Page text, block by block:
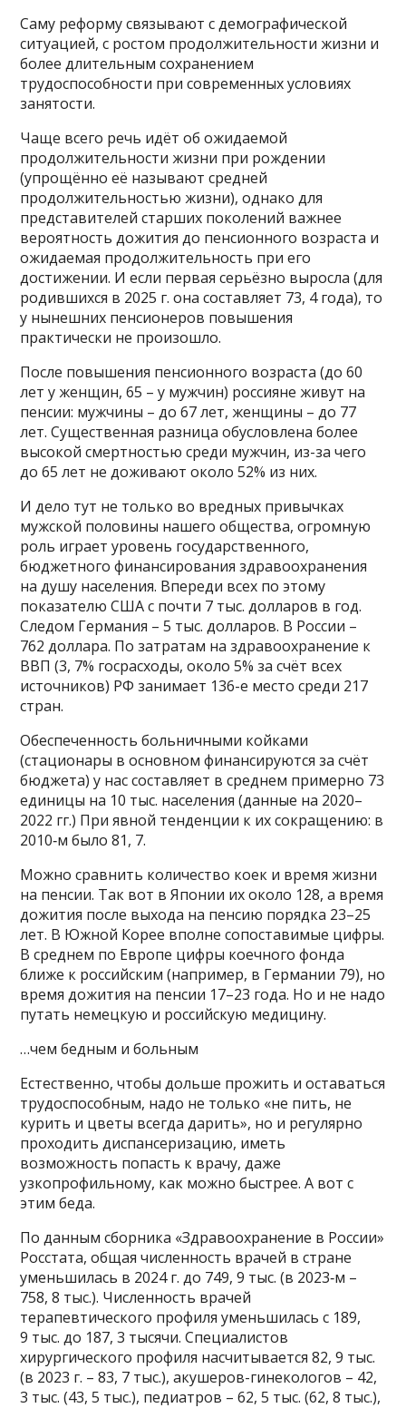
Саму реформу связывают с демографической
ситуацией, с ростом продолжительности жизни и
более длительным сохранением
трудоспособности при современных условиях
занятости.
Чаще всего речь идёт об ожидаемой
продолжительности жизни при рождении
(упрощённо её называют средней
продолжительностью жизни), однако для
представителей старших поколений важнее
вероятность дожития до пенсионного возраста и
ожидаемая продолжительность при его
достижении. И если первая серьёзно выросла (для
родившихся в 2025 г. она составляет 73, 4 года), то
у нынешних пенсионеров повышения
практически не произошло.
После повышения пенсионного возраста (до 60
лет у женщин, 65 – у мужчин) россияне живут на
пенсии: мужчины – до 67 лет, женщины – до 77
лет. Существенная разница обусловлена более
высокой смертностью среди мужчин, из-за чего
до 65 лет не доживают около 52% из них.
И дело тут не только во вредных привычках
мужской половины нашего общества, огромную
роль играет уровень государственного,
бюджетного финансирования здравоохранения
на душу населения. Впереди всех по этому
показателю США с почти 7 тыс. долларов в год.
Следом Германия – 5 тыс. долларов. В России –
762 доллара. По затратам на здравоохранение к
ВВП (3, 7% госрасходы, около 5% за счёт всех
источников) РФ занимает 136-е место среди 217
стран.
Обеспеченность больничными койками
(стационары в основном финансируются за счёт
бюджета) у нас составляет в среднем примерно 73
единицы на 10 тыс. населения (данные на 2020–
2022 гг.) При явной тенденции к их сокращению: в
2010‑м было 81, 7.
Можно сравнить количество коек и время жизни
на пенсии. Так вот в Японии их около 128, а время
дожития после выхода на пенсию порядка 23–25
лет. В Южной Корее вполне сопоставимые цифры.
В среднем по Европе цифры коечного фонда
ближе к российским (например, в Германии 79), но
время дожития на пенсии 17–23 года. Но и не надо
путать немецкую и российскую медицину.
…чем бедным и больным
Естественно, чтобы дольше прожить и оставаться
трудоспособным, надо не только «не пить, не
курить и цветы всегда дарить», но и регулярно
проходить диспансеризацию, иметь
возможность попасть к врачу, даже
узкопрофильному, как можно быстрее. А вот с
этим беда.
По данным сборника «Здравоохранение в России»
Росстата, общая численность врачей в стране
уменьшилась в 2024 г. до 749, 9 тыс. (в 2023‑м –
758, 8 тыс.). Численность врачей
терапевтического профиля уменьшилась с 189,
9 тыс. до 187, 3 тысячи. Специалистов
хирургического профиля насчитывается 82, 9 тыс.
(в 2023 г. – 83, 7 тыс.), акушеров-гинекологов – 42,
3 тыс. (43, 5 тыс.), педиатров – 62, 5 тыс. (62, 8 тыс.),